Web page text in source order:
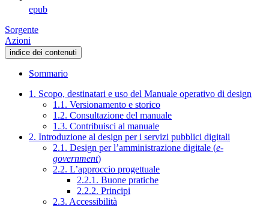
epub
Sorgente
Azioni
indice dei contenuti
Sommario
1. Scopo, destinatari e uso del Manuale operativo di design
1.1. Versionamento e storico
1.2. Consultazione del manuale
1.3. Contribuisci al manuale
2. Introduzione al design per i servizi pubblici digitali
2.1. Design per l’amministrazione digitale (e-
government)
2.2. L’approccio progettuale
2.2.1. Buone pratiche
2.2.2. Principi
2.3. Accessibilità